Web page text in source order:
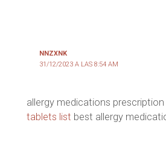
NNZXNK
31/12/2023 A LAS 8:54 AM
allergy medications prescription
tablets list best allergy